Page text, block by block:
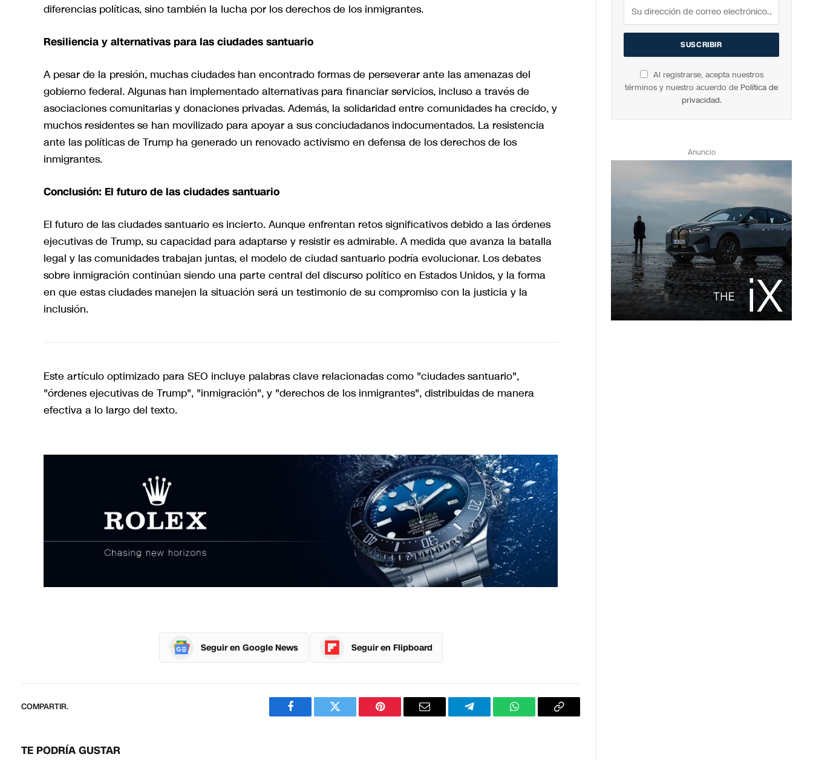
diferencias políticas, sino también la lucha por los derechos de los inmigrantes.
Resiliencia y alternativas para las ciudades santuario
A pesar de la presión, muchas ciudades han encontrado formas de perseverar ante las amenazas del
gobierno federal. Algunas han implementado alternativas para financiar servicios, incluso a través de
asociaciones comunitarias y donaciones privadas. Además, la solidaridad entre comunidades ha crecido, y
muchos residentes se han movilizado para apoyar a sus conciudadanos indocumentados. La resistencia
ante las políticas de Trump ha generado un renovado activismo en defensa de los derechos de los
inmigrantes.
Conclusión: El futuro de las ciudades santuario
El futuro de las ciudades santuario es incierto. Aunque enfrentan retos significativos debido a las órdenes
ejecutivas de Trump, su capacidad para adaptarse y resistir es admirable. A medida que avanza la batalla
legal y las comunidades trabajan juntas, el modelo de ciudad santuario podría evolucionar. Los debates
sobre inmigración continúan siendo una parte central del discurso político en Estados Unidos, y la forma
en que estas ciudades manejen la situación será un testimonio de su compromiso con la justicia y la
inclusión.
Este artículo optimizado para SEO incluye palabras clave relacionadas como "ciudades santuario",
"órdenes ejecutivas de Trump", "inmigración", y "derechos de los inmigrantes", distribuidas de manera
efectiva a lo largo del texto.
Seguir en Google News Seguir en Flipboard
COMPARTIR.
FacebookTwitter PinterestCorreo
TelegramWhatsAppCopiar
TE PODRÍA GUSTAR
Al registrarse, acepta nuestros
términos y nuestro acuerdo de Política de
privacidad.
Anuncio